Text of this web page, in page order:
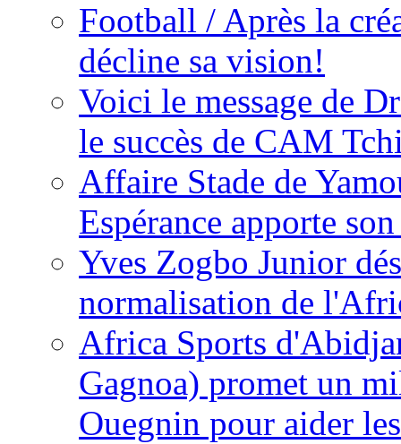
Football / Après la
décline sa vision!
Voici le message de
le succès de CAM
Affaire Stade de
Espérance apporte
Yves Zogbo Junior
normalisation de
Africa Sports
Gagnoa) promet un
Ouegnin pour aider